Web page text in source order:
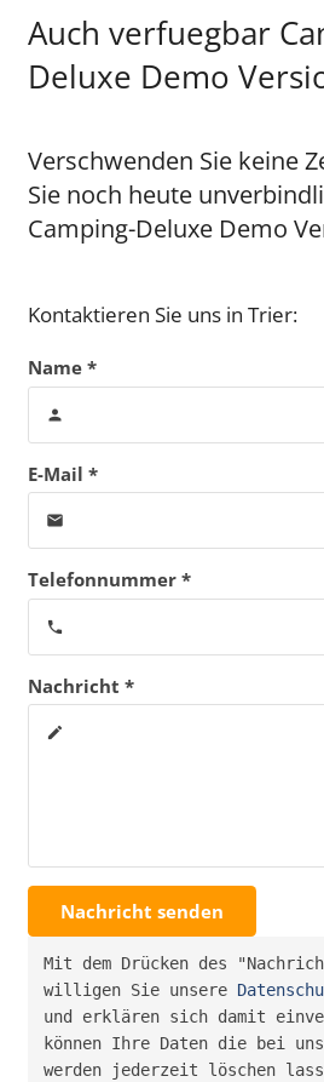
Auch verfuegbar
Deluxe Demo
Verschwenden Sie keine
Sie noch heute
Camping-Deluxe Demo
Kontaktieren Sie uns in Trier:
Name *
person
E-Mail *
email
Telefonnummer *
phone
Nachricht *
create
Nachricht senden
Mit dem Drücken des
willigen Sie unsere
und erklären sich damit
können Ihre Daten die bei
werden jederzeit löschen